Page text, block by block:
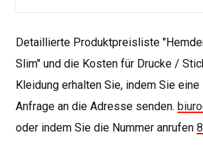
Detaillierte Produktpreisliste
Slim" und die Kosten für Drucke /
Kleidung erhalten Sie, indem Sie
Anfrage an die Adresse senden.
oder indem Sie die Nummer anrufen